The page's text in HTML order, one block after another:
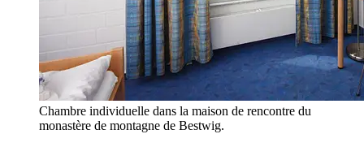
Chambre individuelle dans la maison de rencontre du
monastère de montagne de Bestwig.